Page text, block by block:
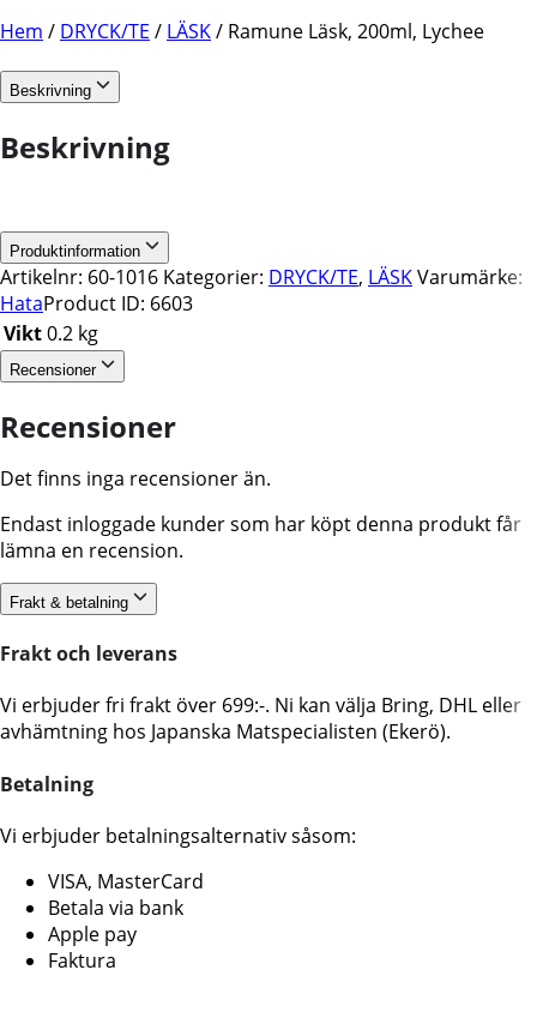
Hem / DRYCK/TE / LÄSK/ Ramune Läsk, 200ml, Lychee
Beskrivning
Beskrivning
Produktinformation
Artikelnr: 60-1016 Kategorier: DRYCK/TE, LÄSKVarumärke:
HataProduct ID: 6603
Vikt0.2 kg
Recensioner
Recensioner
Det finns inga recensioner än.
Endast inloggade kunder som har köpt denna produkt får
lämna en recension.
Frakt & betalning
Frakt och leverans
Vi erbjuder fri frakt över 699:-. Ni kan välja Bring, DHL eller
avhämtning hos Japanska Matspecialisten (Ekerö).
Betalning
Vi erbjuder betalningsalternativ såsom:
VISA, MasterCard
Betala via bank
Apple pay
Faktura